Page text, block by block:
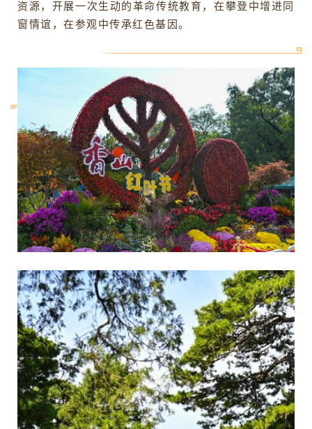
资源，开展一次生动的革命传统教育，在攀登中增进同
窗情谊，在参观中传承红色基因。